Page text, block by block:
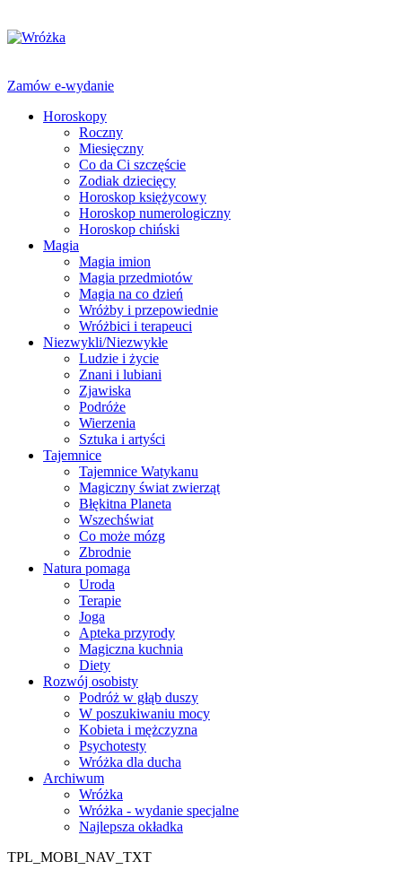
Zamów e-wydanie
Horoskopy
Roczny
Miesięczny
Co da Ci szczęście
Zodiak dziecięcy
Horoskop księżycowy
Horoskop numerologiczny
Horoskop chiński
Magia
Magia imion
Magia przedmiotów
Magia na co dzień
Wróżby i przepowiednie
Wróżbici i terapeuci
Niezwykli/Niezwykłe
Ludzie i życie
Znani i lubiani
Zjawiska
Podróże
Wierzenia
Sztuka i artyści
Tajemnice
Tajemnice Watykanu
Magiczny świat zwierząt
Błękitna Planeta
Wszechświat
Co może mózg
Zbrodnie
Natura pomaga
Uroda
Terapie
Joga
Apteka przyrody
Magiczna kuchnia
Diety
Rozwój osobisty
Podróż w głąb duszy
W poszukiwaniu mocy
Kobieta i mężczyzna
Psychotesty
Wróżka dla ducha
Archiwum
Wróżka
Wróżka - wydanie specjalne
Najlepsza okładka
TPL_MOBI_NAV_TXT